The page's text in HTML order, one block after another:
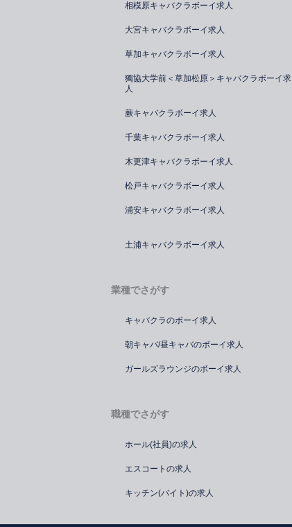
相模原キャバクラボーイ求人
大宮キャバクラボーイ求人
草加キャバクラボーイ求人
獨協大学前＜草加松原＞キャバクラボーイ求
人
蕨キャバクラボーイ求人
千葉キャバクラボーイ求人
木更津キャバクラボーイ求人
松戸キャバクラボーイ求人
浦安キャバクラボーイ求人
土浦キャバクラボーイ求人
業種でさがす
キャバクラのボーイ求人
朝キャバ/昼キャバのボーイ求人
ガールズラウンジのボーイ求人
職種でさがす
ホール(社員)の求人
エスコートの求人
キッチン(バイト)の求人